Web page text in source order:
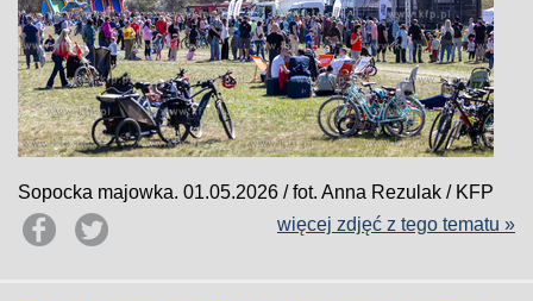
Sopocka majowka. 01.05.2026 / fot. Anna Rezulak / KFP
więcej zdjęć z tego tematu »